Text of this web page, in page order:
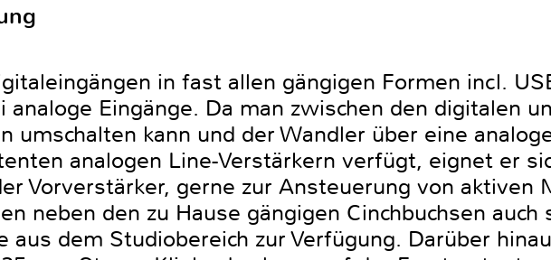
in fast allen gängigen Formen incl.
analoge Eingänge. Da man zwischen den digitalen
umschalten kann und der Wandler über eine
analogen Line-Verstärkern verfügt, eignet er
Vorverstärker, gerne zur Ansteuerung von aktiven
neben den zu Hause gängigen Cinchbuchsen auch
aus dem Studiobereich zur Verfügung. Darüber